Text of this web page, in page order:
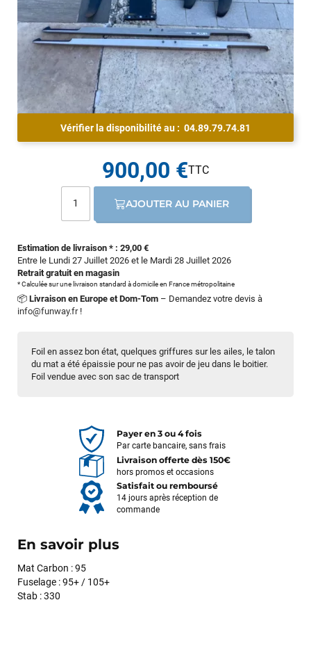
Foil en assez bon état, quelques griffures sur les ailes, le talon
du mat a été épaissie pour ne pas avoir de jeu dans le boitier.
Foil vendue avec son sac de transport
Vérifier la disponibilité au : 04.89.79.74.81
Estimation de livraison * : 29,00 €
Entre le Lundi 27 Juillet 2026 et le Mardi 28 Juillet 2026
Retrait gratuit en magasin
* Calculée sur une livraison standard à domicile en France métropolitaine
📦 Livraison en Europe et Dom-Tom – Demandez votre devis à
info@funway.fr!
900,00 €
AJOUTER AU PANIER
Payer en 3 ou 4 fois
Par carte bancaire, sans frais
Livraison offerte dès 150€
hors promos et occasions
Satisfait ou remboursé
14 jours après réception de
commande
En savoir plus
Mat Carbon : 95
Fuselage : 95+ / 105+
Stab : 330